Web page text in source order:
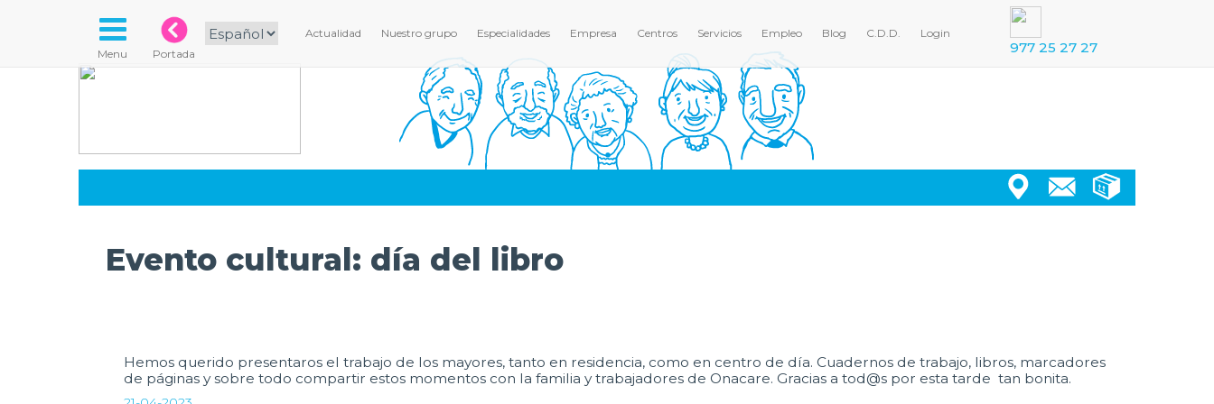
Actualidad Nuestro grupo Especialidades Empresa Centros Servicios Empleo Blog C.D.D. Login
977 25 27 27
Menu Portada
Evento cultural: día del libro
Hemos querido presentaros el trabajo de los mayores, tanto en residencia, como en centro de día. Cuadernos de trabajo, libros, marcadores
de páginas y sobre todo compartir estos momentos con la familia y trabajadores de Onacare. Gracias a tod@s por esta tarde tan bonita.